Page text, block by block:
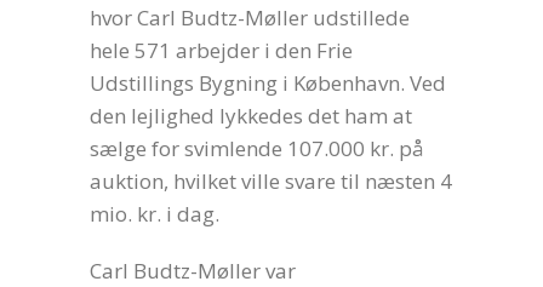
hvor Carl Budtz-Møller udstillede
hele 571 arbejder i den Frie
Udstillings Bygning i København. Ved
den lejlighed lykkedes det ham at
sælge for svimlende 107.000 kr. på
auktion, hvilket ville svare til næsten 4
mio. kr. i dag.
Carl Budtz-Møller var